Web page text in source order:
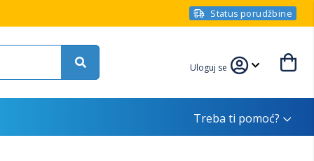
Status porudžbine
Uloguj se
Treba ti pomoć?